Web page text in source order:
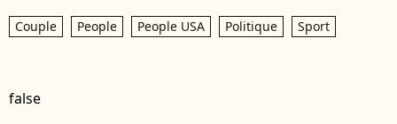
Couple People People USA Politique Sport
false